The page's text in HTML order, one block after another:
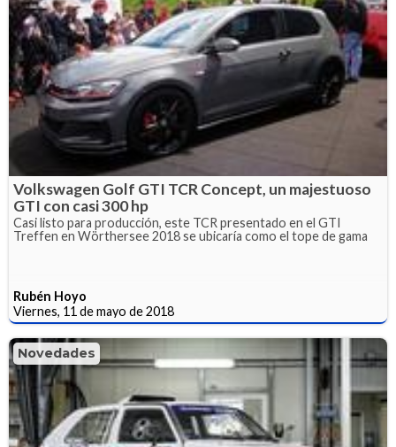
Volkswagen Golf GTI TCR Concept, un majestuoso
GTI con casi 300 hp
Casi listo para producción, este TCR presentado en el GTI
Treffen en Wörthersee 2018 se ubicaría como el tope de gama
Rubén Hoyo
Viernes, 11 de mayo de 2018
Novedades